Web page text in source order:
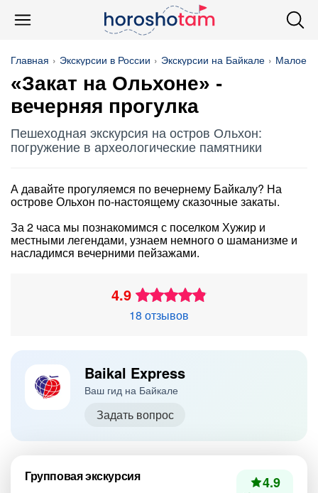
Главная Экскурсии в России Экскурсии на Байкале Малое
«Закат на Ольхоне» -
вечерняя прогулка
Пешеходная экскурсия на остров Ольхон:
погружение в археологические памятники
А давайте прогуляемся по вечернему Байкалу? На
острове Ольхон по-настоящему сказочные закаты.
За 2 часа мы познакомимся с поселком Хужир и
местными легендами, узнаем немного о шаманизме и
насладимся вечерними пейзажами.
4.9
18 отзывов
Baikal Express
Ваш гид на Байкале
Задать вопрос
Групповая экскурсия 4.9